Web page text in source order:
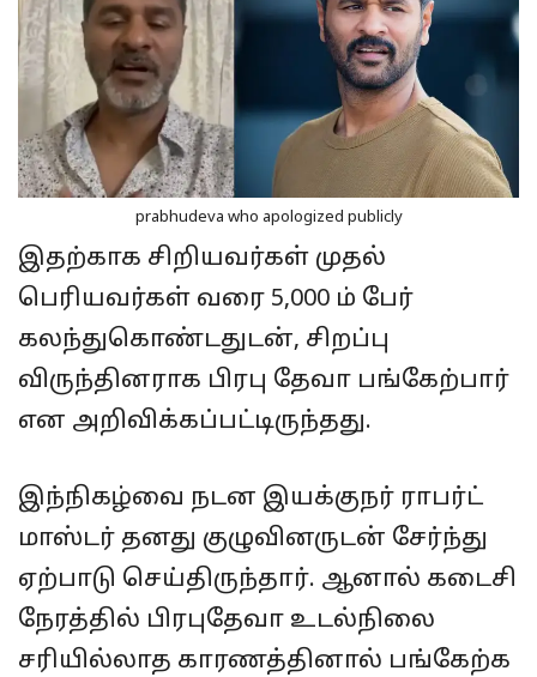
prabhudeva who apologized publicly
இதற்காக சிறியவர்கள் முதல்
பெரியவர்கள் வரை 5,000 ம் பேர்
கலந்துகொண்டதுடன், சிறப்பு
விருந்தினராக பிரபு தேவா பங்கேற்பார்
என அறிவிக்கப்பட்டிருந்தது.
இந்நிகழ்வை நடன இயக்குநர் ராபர்ட்
மாஸ்டர் தனது குழுவினருடன் சேர்ந்து
ஏற்பாடு செய்திருந்தார். ஆனால் கடைசி
நேரத்தில் பிரபுதேவா உடல்நிலை
சரியில்லாத காரணத்தினால் பங்கேற்க